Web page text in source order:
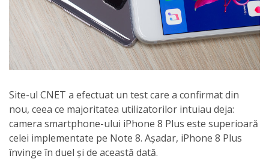
Site-ul CNET a efectuat un test care a confirmat din
nou, ceea ce majoritatea utilizatorilor intuiau deja:
camera smartphone-ului iPhone 8 Plus este superioară
celei implementate pe Note 8. Așadar, iPhone 8 Plus
învinge în duel și de această dată.